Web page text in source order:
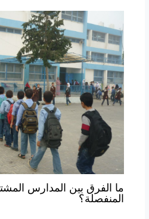
ما الفرق بين المدارس
المنفصلة؟